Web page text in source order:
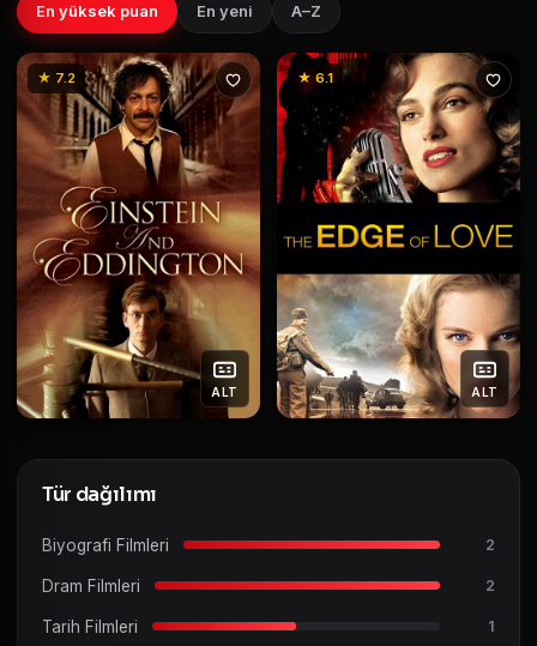
En yüksek puan En yeni A–Z
★ 7.2
ALT
★ 6.1
ALT
Tür dağılımı
Biyografi Filmleri 2
Dram Filmleri 2
Tarih Filmleri 1